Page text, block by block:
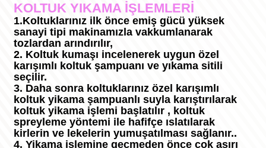
KOLTUK YIKAMA İŞLEMLERİ
1.Koltuklarınız ilk önce emiş gücü yüksek
sanayi tipi makinamızla vakkumlanarak
tozlardan arındırılır,
2. Koltuk kumaşı incelenerek uygun özel
karışımlı koltuk şampuanı ve yıkama sitili
seçilir.
3. Daha sonra koltuklarınız özel karışımlı
koltuk yikama şampuanlı suyla karıştırılarak
koltuk yikama işlemi başlatılır , koltuk
spreyleme yöntemi ile hafifçe ıslatılarak
kirlerin ve lekelerin yumuşatılması sağlanır..
4. Yikama işlemine geçmeden önce çok aşırı